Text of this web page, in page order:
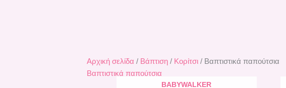
Αρχική σελίδα / Βάπτιση / Κορίτσι / Βαπτιστικά παπούτσια
Βαπτιστικά παπούτσια
BABYWALKER